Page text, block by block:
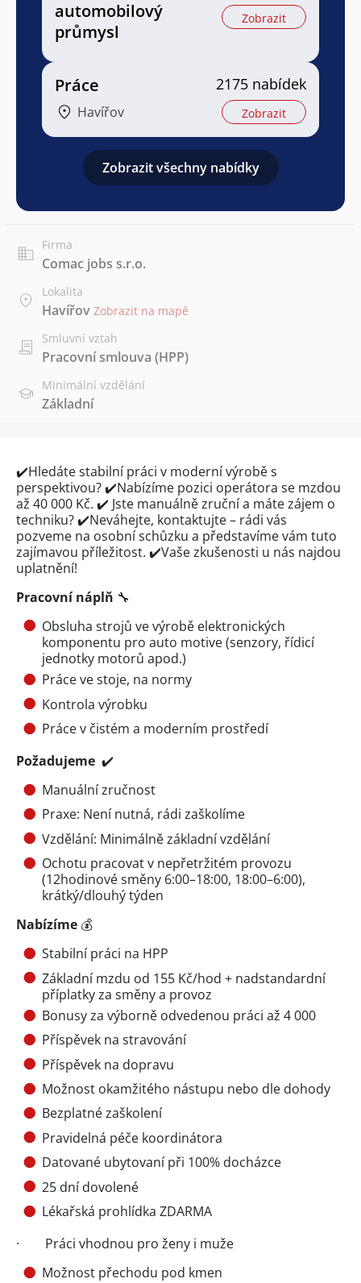
automobilový
průmysl
Zobrazit
Práce
Havířov
2175 nabídek
Zobrazit
Zobrazit všechny nabídky
Firma
Comac jobs s.r.o.
Lokalita
Havířov Zobrazit na mapě
Smluvní vztah
Pracovní smlouva (HPP)
Minimální vzdělání
Základní
✔️Hledáte stabilní práci v moderní výroběs
perspektivou? ✔️Nabízíme pozici operátora se mzdou
až 40 000 Kč. ✔️ Jste manuálně zruční a máte zájem o
techniku? ✔️Neváhejte, kontaktujte – rádi vás
pozveme na osobní schůzku a představíme vám tuto
zajímavou příležitost. ✔️Vaše zkušenosti u nás najdou
uplatnění!
Pracovní náplň 🔧
Obsluha strojů ve výrobě elektronických
komponentu pro auto motive (senzory, řídicí
jednotky motorů apod.)
Práce ve stoje, na normy
Kontrola výrobku
Práce v čistém a moderním prostředí
Požadujeme ✔️
Manuální zručnost
Praxe: Není nutná, rádi zaškolíme
Vzdělání: Minimálně základní vzdělání
Ochotu pracovat v nepřetržitém provozu
(12hodinové směny 6:00–18:00, 18:00–6:00),
krátký/dlouhý týden
Nabízíme 💰
Stabilní práci na HPP
Základní mzdu od 155 Kč/hod + nadstandardní
příplatky za směny a provoz
Bonusy za výborně odvedenou práci až 4 000
Příspěvek na stravování
Příspěvek na dopravu
Možnost okamžitého nástupu nebo dle dohody
Bezplatné zaškolení
Pravidelná péče koordinátora
Datované ubytovaní při 100% docházce
25 dní dovolené
Lékařská prohlídka ZDARMA
· Práci vhodnou pro ženy i muže
Možnost přechodu pod kmen